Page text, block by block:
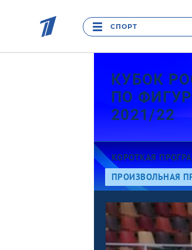
СПОРТ
КУБОК
ПО
2021/22
КОРОТКАЯ
ПРОИЗВОЛЬНАЯ